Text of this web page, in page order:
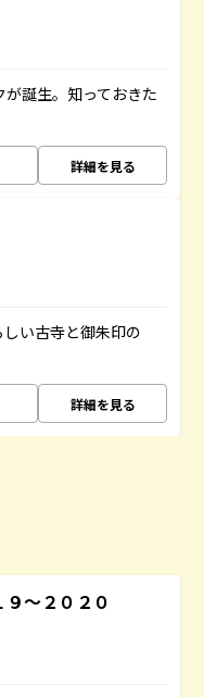
誕生。知っておきた
詳細を見る
い古寺と御朱印の
詳細を見る
～２０２０